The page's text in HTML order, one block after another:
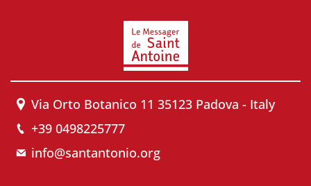
Via Orto Botanico 11 35123 Padova - Italy
+39 0498225777
info@santantonio.org